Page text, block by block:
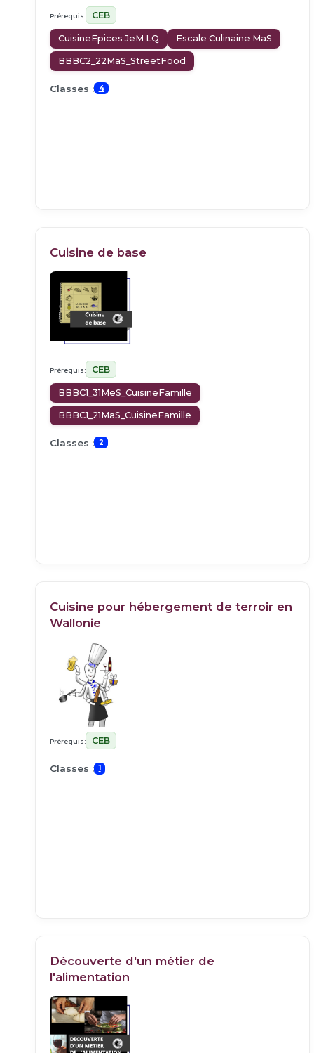
Prérequis: CEB
CuisineEpices JeM LQ Escale Culinaine MaS
BBBC2_22MaS_StreetFood
Classes : 4
Cuisine de base
Prérequis: CEB
BBBC1_31MeS_CuisineFamille
BBBC1_21MaS_CuisineFamille
Classes : 2
Cuisine pour hébergement de terroir en
Wallonie
Prérequis: CEB
Classes : 1
Découverte d'un métier de
l'alimentation